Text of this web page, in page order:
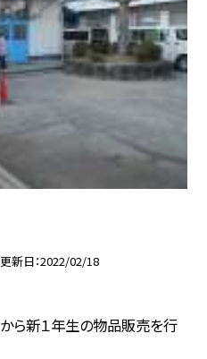
更新日 2022/02/18
ら新１年生の物品販売を行